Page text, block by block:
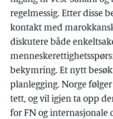
regelmessig. Etter disse
kontakt med
diskutere både
bekymring. Et nytt
planlegging. Norge
tett, og vil igjen ta opp
for FN og internasjonale